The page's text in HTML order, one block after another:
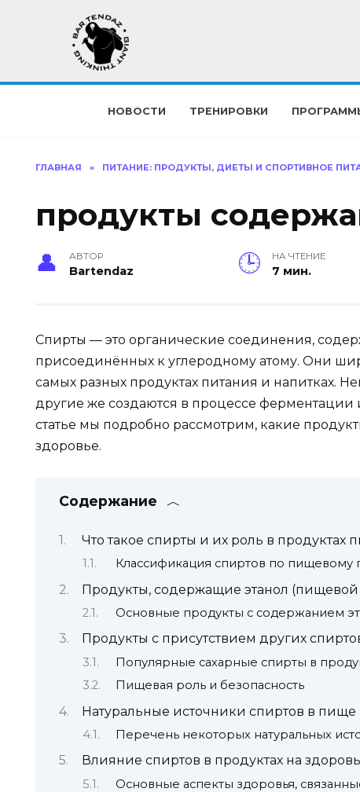
содержанию
НОВОСТИ ТРЕНИРОВКИ
ГЛАВНАЯ » ПИТАНИЕ: ПРОДУКТЫ, ДИЕТЫ И СПОРТИВНОЕ
продукты
АВТОР
Bartendaz
НА ЧТЕНИЕ
7 мин.
Спирты — это органические соединения,
присоединённых к углеродному атому. Они
самых разных продуктах питания и напитках.
другие же создаются в процессе ферментации
статье мы подробно рассмотрим, какие
здоровье.
Содержание
Что такое спирты и их роль в продуктах
Классификация спиртов по
Продукты, содержащие этанол (пищевой
Основные продукты с содержанием
Продукты с присутствием других
Популярные сахарные спирты в
Пищевая роль и безопасность
Натуральные источники спиртов в пище
Перечень некоторых натуральных
Влияние спиртов в продуктах на
Основные аспекты здоровья,